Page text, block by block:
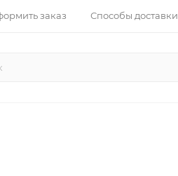
заказ Способы доставки